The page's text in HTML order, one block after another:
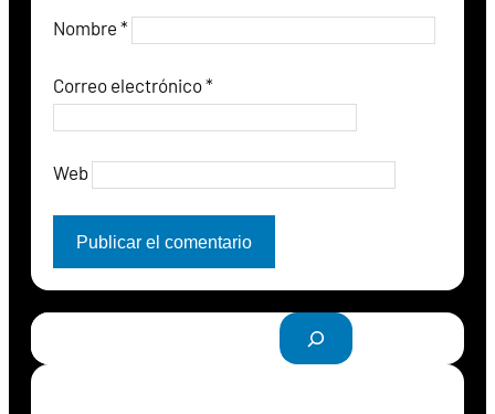
Nombre *
Correo electrónico*
Web
B
u
s